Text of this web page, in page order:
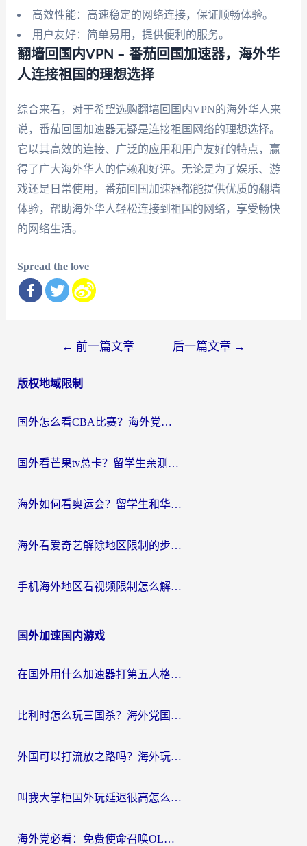
高效性能：高速稳定的网络连接，保证顺畅体验。
用户友好：简单易用，提供便利的服务。
翻墙回国内VPN – 番茄回国加速器，海外华
人连接祖国的理想选择
综合来看，对于希望选购翻墙回国内VPN的海外华人来
说，番茄回国加速器无疑是连接祖国网络的理想选择。
它以其高效的连接、广泛的应用和用户友好的特点，赢
得了广大海外华人的信赖和好评。无论是为了娱乐、游
戏还是日常使用，番茄回国加速器都能提供优质的翻墙
体验，帮助海外华人轻松连接到祖国的网络，享受畅快
的网络生活。
Spread the love
导
← 前一篇文章 后一篇文章 →
版权地域限制
国外怎么看CBA比赛？海外党专属体育直播指南，告别地区限制看球自由
国外看芒果tv总卡？留学生亲测：3步解决地域限制+流畅追剧攻略
海外如何看奥运会？留学生和华人必藏的体育赛事观看终极指南
海外看爱奇艺解除地区限制的步骤与注意事项详解：留学生必看的无卡顿追剧指南
手机海外地区看视频限制怎么解决？海外党追剧看片的实用指南
国外加速国内游戏
在国外用什么加速器打第五人格？留学生亲测：这6个功能才是关键！
比利时怎么玩三国杀？海外党国服游戏加速器终极指南（附问道CODOL优化方案）
外国可以打流放之路吗？海外玩家国服游戏畅玩终极指南（附实测推荐）
叫我大掌柜国外玩延迟很高怎么办？海外党亲测的国服游戏加速全攻略
海外党必看：免费使命召唤OL加速器怎么选？3个国服游戏加速痛点一次性解决